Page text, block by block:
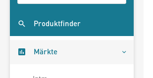
Produktfinder
Märkte